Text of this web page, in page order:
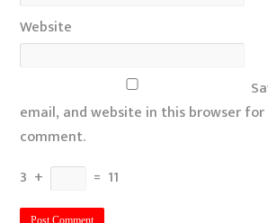
Website
email, and website in this browser
comment.
3 + = 11